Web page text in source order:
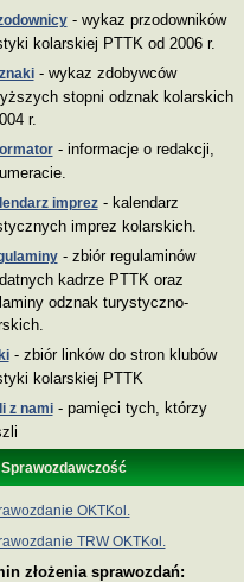
- wykaz przodowników
kolarskiej PTTK od 2006 r.
- wykaz zdobywców
stopni odznak kolarskich
r.
- informacje o redakcji,
imprez- kalendarz
imprez kolarskich.
- zbiór regulaminów
kadrze PTTK oraz
odznak turystyczno-
- zbiór linków do stron klubów
kolarskiej PTTK
z nami- pamięci tych, którzy
Sprawozdawczość
OKTKol.
TRW OKTKol.
złożenia sprawozdań: